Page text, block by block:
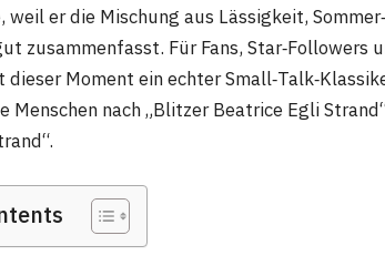
weil er die Mischung aus Lässigkeit,
zusammenfasst. Für Fans, Star‑Followers
dieser Moment ein echter
Menschen nach „Blitzer Beatrice Egli